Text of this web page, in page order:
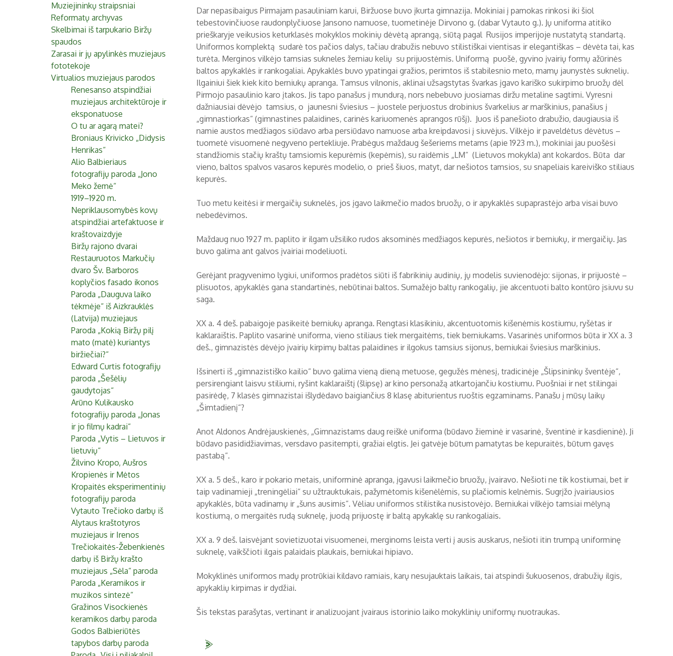
Muziejininkų straipsniai
Reformatų archyvas
Skelbimai iš tarpukario Biržų
spaudos
Zarasai ir jų apylinkės muziejaus
fototekoje
Virtualios muziejaus parodos
Renesanso atspindžiai
muziejaus architektūroje ir
eksponatuose
O tu ar agarą matei?
Broniaus Krivicko „Didysis
Henrikas“
Alio Balbieriaus
fotografijų paroda „Jono
Meko žemė“
1919–1920 m.
Nepriklausomybės kovų
atspindžiai artefaktuose ir
kraštovaizdyje
Biržų rajono dvarai
Restauruotos Markučių
dvaro Šv. Barboros
koplyčios fasado ikonos
Paroda „Dauguva laiko
tėkmėje“ iš Aizkrauklės
(Latvija) muziejaus
Paroda „Kokią Biržų pilį
mato (matė) kuriantys
biržiečiai?“
Edward Curtis fotografijų
paroda „Šešėlių
gaudytojas“
Arūno Kulikausko
fotografijų paroda „Jonas
ir jo filmų kadrai“
Paroda „Vytis – Lietuvos ir
lietuvių“
Žilvino Kropo, Aušros
Kropienės ir Mėtos
Kropaitės eksperimentinių
fotografijų paroda
Vytauto Trečioko darbų iš
Alytaus kraštotyros
muziejaus ir Irenos
Trečiokaitės-Žebenkienės
darbų iš Biržų krašto
muziejaus „Sėla“ paroda
Paroda „Keramikos ir
muzikos sintezė“
Gražinos Visockienės
keramikos darbų paroda
Godos Balbieriūtės
tapybos darbų paroda
Dar nepasibaigus Pirmajam pasauliniam karui, Biržuose buvo įkurta gimnazija. Mokiniai į pamokas rinkosi iki šiol
tebestovinčiuose raudonplyčiuose Jansono namuose, tuometinėje Dirvono g. (dabar Vytauto g.). Jų uniforma atitiko
prieškaryje veikusios keturklasės mokyklos mokinių dėvėtą aprangą, siūtą pagal Rusijos imperijoje nustatytą standartą.
Uniformos komplektą sudarė tos pačios dalys, tačiau drabužis nebuvo stilistiškai vientisas ir elegantiškas – dėvėta tai, kas
turėta. Merginos vilkėjo tamsias sukneles žemiau kelių su prijuostėmis. Uniformą puošė, gyvino įvairių formų ažūrinės
baltos apykaklės ir rankogaliai. Apykaklės buvo ypatingai gražios, perimtos iš stabilesnio meto, mamų jaunystės suknelių.
Ilgainiui šiek kiek kito berniukų apranga. Tamsus vilnonis, aklinai užsagstytas švarkas įgavo kariško sukirpimo bruožų dėl
Pirmojo pasaulinio karo įtakos. Jis tapo panašus į mundurą, nors nebebuvo juosiamas diržu metaline sagtimi. Vyresni
dažniausiai dėvėjo tamsius, o jaunesni šviesius – juostele perjuostus drobinius švarkelius ar marškinius, panašius į
„gimnastiorkas“ (gimnastines palaidines, carinės kariuomenės aprangos rūšį). Juos iš panešioto drabužio, daugiausia iš
namie austos medžiagos siūdavo arba persiūdavo namuose arba kreipdavosi į siuvėjus. Vilkėjo ir paveldėtus dėvėtus –
tuometė visuomenė negyveno pertekliuje. Prabėgus maždaug šešeriems metams (apie 1923 m.), mokiniai jau puošėsi
standžiomis stačių kraštų tamsiomis kepurėmis (kepėmis), su raidėmis „LM“ (Lietuvos mokykla) ant kokardos. Būta dar
vieno, baltos spalvos vasaros kepurės modelio, o prieš šiuos, matyt, dar nešiotos tamsios, su snapeliais kareiviško stiliaus
kepurės.
Tuo metu keitėsi ir mergaičių suknelės, jos įgavo laikmečio mados bruožų, o ir apykaklės supaprastėjo arba visai buvo
nebedėvimos.
Maždaug nuo 1927 m. paplito ir ilgam užsiliko rudos aksominės medžiagos kepurės, nešiotos ir berniukų, ir mergaičių. Jas
buvo galima ant galvos įvairiai modeliuoti.
Gerėjant pragyvenimo lygiui, uniformos pradėtos siūti iš fabrikinių audinių, jų modelis suvienodėjo: sijonas, ir prijuostė –
plisuotos, apykaklės gana standartinės, nebūtinai baltos. Sumažėjo baltų rankogalių, jie akcentuoti balto kontūro įsiuvu su
saga.
XX a. 4 deš. pabaigoje pasikeitė berniukų apranga. Rengtasi klasikiniu, akcentuotomis kišenėmis kostiumu, ryšėtas ir
kaklaraištis. Paplito vasarinė uniforma, vieno stiliaus tiek mergaitėms, tiek berniukams. Vasarinės uniformos būta ir XX a. 3
deš., gimnazistės dėvėjo įvairių kirpimų baltas palaidines ir ilgokus tamsius sijonus, berniukai šviesius marškinius.
Išsinerti iš „gimnazistiško kailio“ buvo galima vieną dieną metuose, gegužės mėnesį, tradicinėje „Šlipsininkų šventėje“,
persirengiant laisvu stiliumi, ryšint kaklaraištį (šlipsę) ar kino personažą atkartojančiu kostiumu. Puošniai ir net stilingai
pasirėdę, 7 klasės gimnazistai išlydėdavo baigiančius 8 klasę abiturientus ruoštis egzaminams. Panašu į mūsų laikų
„Šimtadienį“?
Anot Aldonos Andrėjauskienės, „Gimnazistams daug reiškė uniforma (būdavo žieminė ir vasarinė, šventinė ir kasdieninė). Ji
būdavo pasididžiavimas, versdavo pasitempti, gražiai elgtis. Jei gatvėje būtum pamatytas be kepuraitės, būtum gavęs
pastabą“.
XX a. 5 deš., karo ir pokario metais, uniforminė apranga, įgavusi laikmečio bruožų, įvairavo. Nešioti ne tik kostiumai, bet ir
taip vadinamieji „treningėliai“ su užtrauktukais, pažymėtomis kišenėlėmis, su plačiomis kelnėmis. Sugrįžo įvairiausios
apykaklės, būta vadinamų ir „šuns ausimis“. Vėliau uniformos stilistika nusistovėjo. Berniukai vilkėjo tamsiai mėlyną
kostiumą, o mergaitės rudą suknelę, juodą prijuostę ir baltą apykaklę su rankogaliais.
XX a. 9 deš. laisvėjant sovietizuotai visuomenei, merginoms leista verti į ausis auskarus, nešioti itin trumpą uniforminę
suknelę, vaikščioti ilgais palaidais plaukais, berniukai hipiavo.
Mokyklinės uniformos madų protrūkiai kildavo ramiais, karų nesujauktais laikais, tai atspindi šukuosenos, drabužių ilgis,
apykaklių kirpimas ir dydžiai.
Šis tekstas parašytas, vertinant ir analizuojant įvairaus istorinio laiko mokyklinių uniformų nuotraukas.